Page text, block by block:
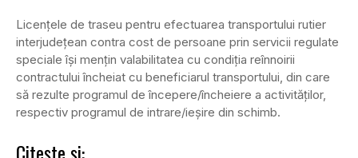
Licențele de traseu pentru efectuarea transportului rutier
interjudețean contra cost de persoane prin servicii regulate
speciale își mențin valabilitatea cu condiția reînnoirii
contractului încheiat cu beneficiarul transportului, din care
să rezulte programul de începere/încheiere a activităților,
respectiv programul de intrare/ieșire din schimb.